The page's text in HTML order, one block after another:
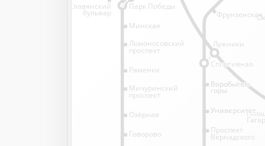
Лужники
Минская
Ломоносовский
проспект
Раменки
Парк Победы
Спортивная
Спортивная
Фрунзенская
Славянский
бульвар
Проспект
Вернадского
Воробьёвы
горы
Воробьёвы
горы
Университет
Университет
Говорово
Озёрная
Мичуринский
проспект